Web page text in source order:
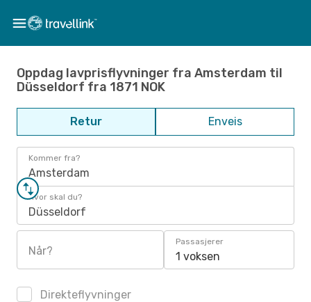
Oppdag lavprisflyvninger fra Amsterdam til
Düsseldorf fra 1871 NOK
Retur Enveis
Kommer fra?
Amsterdam
Hvor skal du?
Düsseldorf
Når?
Passasjerer
1 voksen
Direkteflyvninger